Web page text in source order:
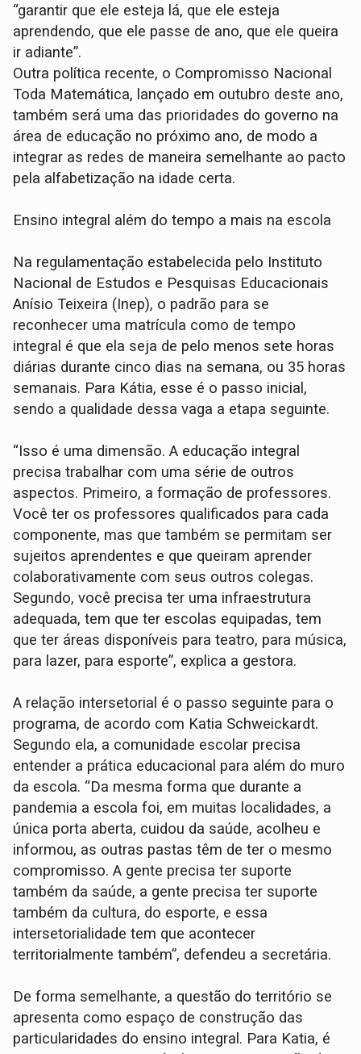
“garantir que ele esteja lá, que ele esteja
aprendendo, que ele passe de ano, que ele queira
ir adiante”.
Outra política recente, o Compromisso Nacional
Toda Matemática, lançado em outubro deste ano,
também será uma das prioridades do governo na
área de educação no próximo ano, de modo a
integrar as redes de maneira semelhante ao pacto
pela alfabetização na idade certa.
Ensino integral além do tempo a mais na escola
Na regulamentação estabelecida pelo Instituto
Nacional de Estudos e Pesquisas Educacionais
Anísio Teixeira (Inep), o padrão para se
reconhecer uma matrícula como de tempo
integral é que ela seja de pelo menos sete horas
diárias durante cinco dias na semana, ou 35 horas
semanais. Para Kátia, esse é o passo inicial,
sendo a qualidade dessa vaga a etapa seguinte.
“Isso é uma dimensão. A educação integral
precisa trabalhar com uma série de outros
aspectos. Primeiro, a formação de professores.
Você ter os professores qualificados para cada
componente, mas que também se permitam ser
sujeitos aprendentes e que queiram aprender
colaborativamente com seus outros colegas.
Segundo, você precisa ter uma infraestrutura
adequada, tem que ter escolas equipadas, tem
que ter áreas disponíveis para teatro, para música,
para lazer, para esporte”, explica a gestora.
A relação intersetorial é o passo seguinte para o
programa, de acordo com Katia Schweickardt.
Segundo ela, a comunidade escolar precisa
entender a prática educacional para além do muro
da escola. “Da mesma forma que durante a
pandemia a escola foi, em muitas localidades, a
única porta aberta, cuidou da saúde, acolheu e
informou, as outras pastas têm de ter o mesmo
compromisso. A gente precisa ter suporte
também da saúde, a gente precisa ter suporte
também da cultura, do esporte, e essa
intersetorialidade tem que acontecer
territorialmente também”, defendeu a secretária.
De forma semelhante, a questão do território se
apresenta como espaço de construção das
particularidades do ensino integral. Para Katia, é